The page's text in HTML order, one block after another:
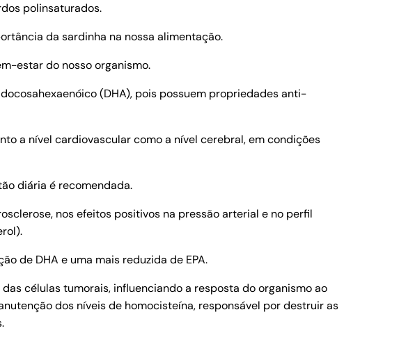
polinsaturados.
da sardinha na nossa alimentação.
estar do nosso organismo.
(DHA), pois possuem propriedades anti-
a nível cardiovascular como a nível cerebral, em condições
diária é recomendada.
nos efeitos positivos na pressão arterial e no perfil
de DHA e uma mais reduzida de EPA.
células tumorais, influenciando a resposta do organismo ao
dos níveis de homocisteína, responsável por destruir as